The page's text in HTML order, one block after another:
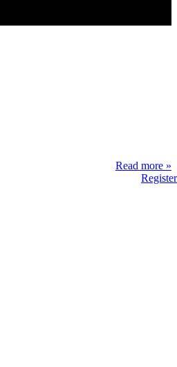
Read more »
Register